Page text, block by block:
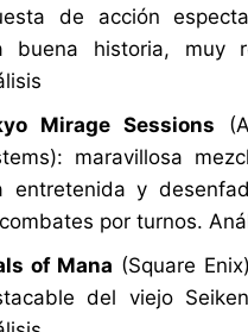
de acción
buena historia, muy
Mirage Sessions
maravillosa
entretenida y
por turnos.
of Mana (Square
del viejo